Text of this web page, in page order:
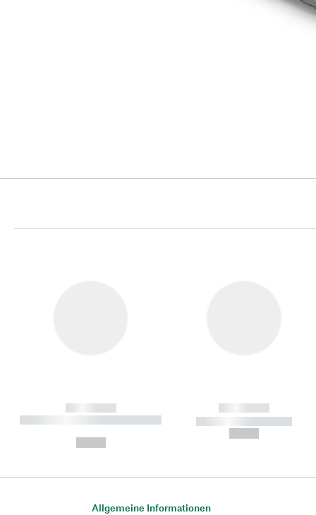
------------
----------- ----------- ----------
------------
----------- -----------
Allgemeine Informationen